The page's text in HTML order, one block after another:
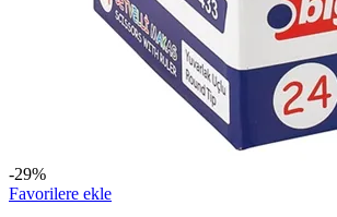
-29%
Favorilere ekle